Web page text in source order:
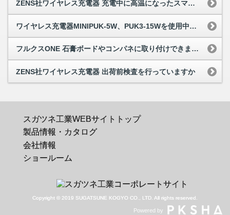
ZENS社ワイヤレス充電器 充電中に高温になったスマホはどうなりますか
ワイヤレス充電器MINIPUK-5W、PUK3-15Wを使用中、周辺の電子機器へ影響...
フルクスONE 石膏ボードやコンパネに取り付けできますか
ZENS社ワイヤレス充電器 出荷前検査を行っていますか
スガツネ工業WEBサイトトップ
製品情報・カタログ
会社情報
ショールーム
Copyright © 2019 SUGATSUNE KOGYO CO., LTD. All rights reserved.
Powered by